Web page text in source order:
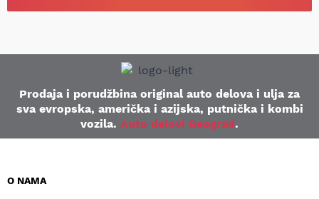
Prodaja i porudžbina original auto delova i ulja za
sva evropska, američka i azijska, putnička i kombi
vozila. Auto delovi Beograd.
O NAMA